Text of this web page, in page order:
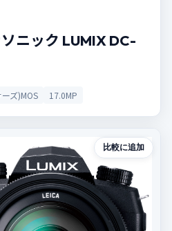
ニック LUMIX DC-
ズ)MOS 17.0MP
比較に追加